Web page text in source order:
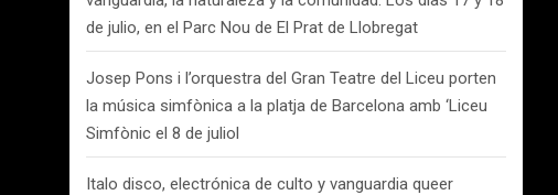
de julio, en el Parc Nou de El Prat de Llobregat
Josep Pons i l’orquestra del Gran Teatre del Liceu porten
la música simfònica a la platja de Barcelona amb ‘Liceu
Simfònic el 8 de juliol
Italo disco, electrónica de culto y vanguardia queer